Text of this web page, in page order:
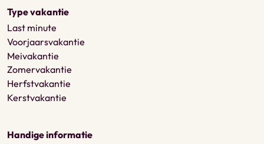
Type vakantie
Last minute
Voorjaarsvakantie
Meivakantie
Zomervakantie
Herfstvakantie
Kerstvakantie
Handige informatie